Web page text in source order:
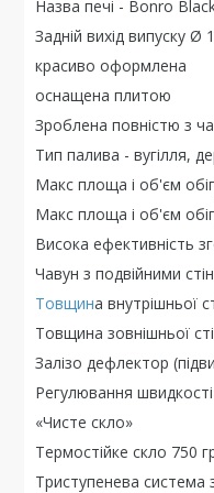
Назва печі - Bonro
Задній вихід випуску Ø
красиво оформлена
оснащена плитою
Зроблена повністю з
Тип палива - вугілля,
Макс площа і об'єм
Макс площа і об'єм
Висока ефективність
Чавун з подвійними
Товщина внутрішньої
Товщина зовнішньої
Залізо дефлектор
Регулювання швидкості
«Чисте скло»
Термостійке скло 750
Триступенева система